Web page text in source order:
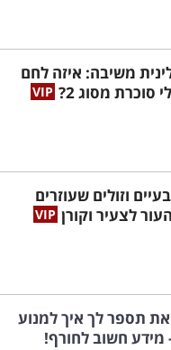
להיגרם מאכילת
חמאת בוטנים,
התסמינים
הקאות וכיוצא
משיבה: איזה לחם
סוכרת מסוג 2?
וזולים שעוזרים
לצעיר וקורן
תספר לך איך למנוע
מידע חשוב לחורף!